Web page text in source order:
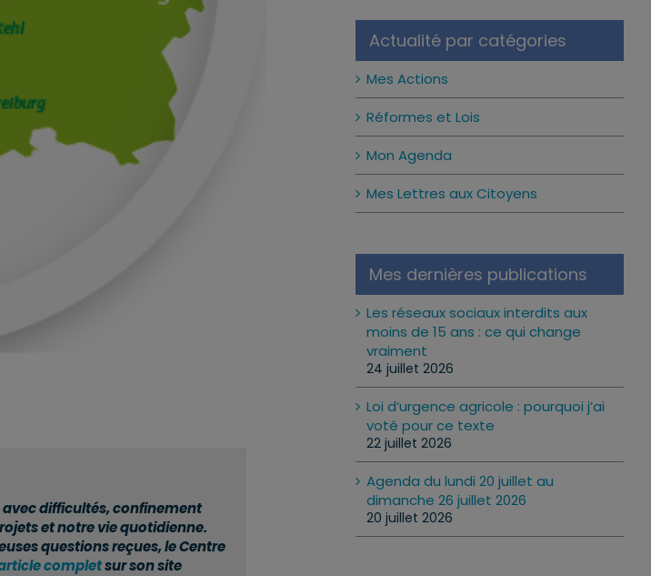
difficultés, confinement
et notre vie quotidienne.
questions reçues, le Centre
completsur son site
Actualité par catégories
Mes Actions
Réformes et Lois
Mon Agenda
Mes Lettres aux Citoyens
Mes dernières publications
Les réseaux sociaux interdits aux
moins de 15 ans : ce qui change
vraiment
24 juillet 2026
Loi d’urgence agricole : pourquoi j’ai
voté pour ce texte
22 juillet 2026
Agenda du lundi 20 juillet au
dimanche 26 juillet 2026
20 juillet 2026